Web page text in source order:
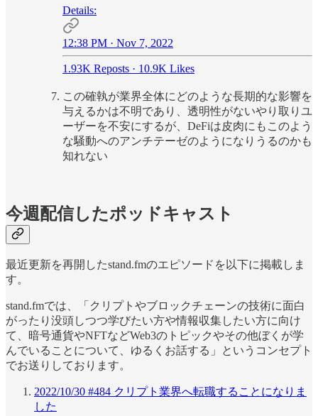
Details:
12:38 PM · Nov 7, 2022
1.93K Reposts · 10.9K Likes
この確執が業界全体にどのような長期的な影響を
与えるかは不明であり、透明性がないやり取りユ
ーザーを不安にするが、DeFiは皮肉にもこのよう
な騒動へのアンチテーゼのようになりうるのかも
知れない
今週配信したポッドキャスト
最近更新を再開したstand.fmのエピソードを以下に掲載しま
す。
stand.fmでは、「クリプトやブロックチェーンの技術に面白
がったり没頭しつつ学びたい方や情報収集したい方に向け
て、暗号通貨やNFTなどWeb3のトピックやその他ぼくが学
んでいることについて、ゆるくお話する」というコンセプト
でお送りしております。
2022/10/30 #484 クリプト業界へ転職することになりま
した